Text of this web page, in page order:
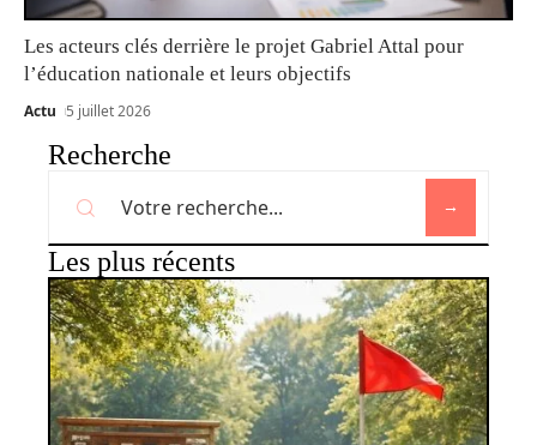
Les acteurs clés derrière le projet Gabriel Attal pour
l’éducation nationale et leurs objectifs
Actu 5 juillet 2026
Recherche
Les plus récents